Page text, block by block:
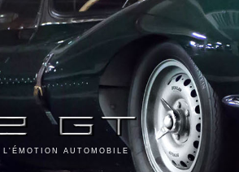
AUTOMOBILE